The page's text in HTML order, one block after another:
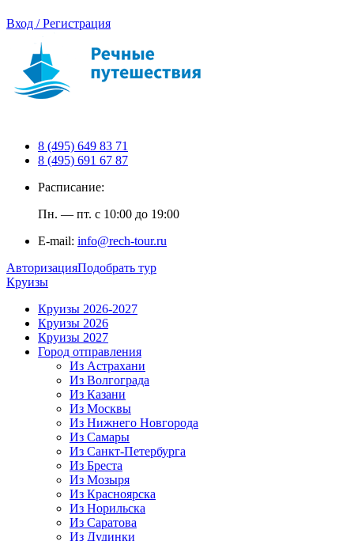
Вход / Регистрация
8 (495) 649 83 71
8 (495) 691 67 87
Расписание:
Пн. — пт. с 10:00 до 19:00
E-mail: info@rech-tour.ru
АвторизацияПодобрать тур
Круизы
Круизы 2026-2027
Круизы 2026
Круизы 2027
Город отправления
Из Астрахани
Из Волгограда
Из Казани
Из Москвы
Из Нижнего Новгорода
Из Самары
Из Санкт-Петербурга
Из Бреста
Из Мозыря
Из Красноярска
Из Норильска
Из Саратова
Из Дудинки